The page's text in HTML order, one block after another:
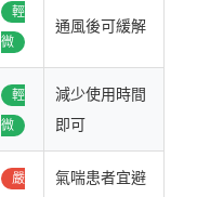
輕
微
通風後可緩解
輕
微
減少使用時間
即可
嚴
氣喘患者宜避